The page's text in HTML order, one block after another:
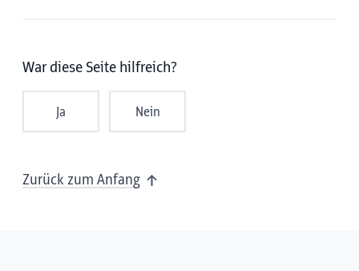
War diese Seite hilfreich?
Ja Nein
Zurück zum Anfang